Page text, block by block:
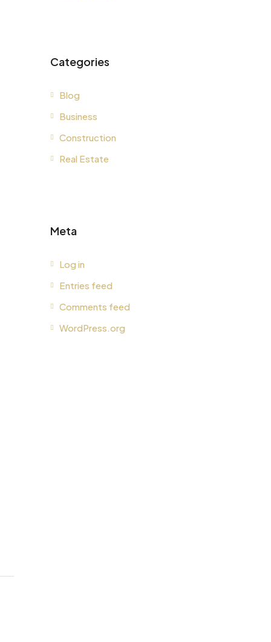
Categories
Blog
Business
Construction
Real Estate
Meta
Log in
Entries feed
Comments feed
WordPress.org